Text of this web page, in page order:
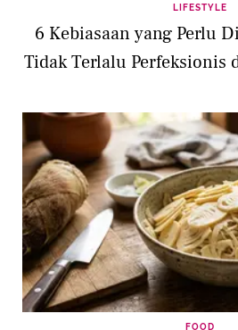
LIFESTYLE
6 Kebiasaan yang Perlu
Tidak Terlalu Perfeksionis
FOOD